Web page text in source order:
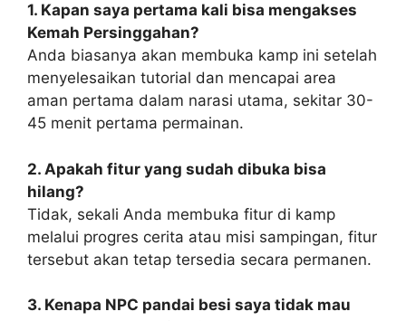
1. Kapan saya pertama kali bisa mengakses
Kemah Persinggahan?
Anda biasanya akan membuka kamp ini setelah
menyelesaikan tutorial dan mencapai area
aman pertama dalam narasi utama, sekitar 30-
45 menit pertama permainan.
2. Apakah fitur yang sudah dibuka bisa
hilang?
Tidak, sekali Anda membuka fitur di kamp
melalui progres cerita atau misi sampingan, fitur
tersebut akan tetap tersedia secara permanen.
3. Kenapa NPC pandai besi saya tidak mau